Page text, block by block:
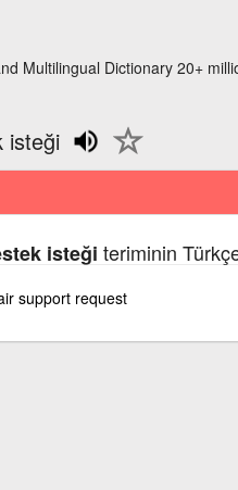
Multilingual Dictionary 20+
isteği
isteği teriminin
support request